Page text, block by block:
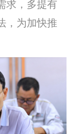
求，多提有
，为加快推